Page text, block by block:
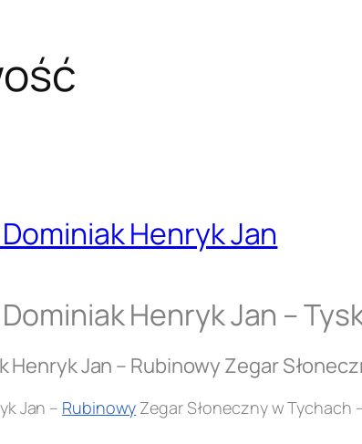
Henryk Jan
Henryk Jan –
Jan – Rubinowy Zegar
Jan – Rubinowy Zegar Słoneczny w Tychach